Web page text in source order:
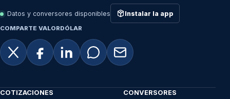
Datos y conversores disponibles Instalar la app
COMPARTE VALORDÓLAR
COTIZACIONES CONVERSORES